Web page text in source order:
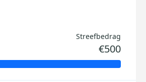
Streefbedrag
€500